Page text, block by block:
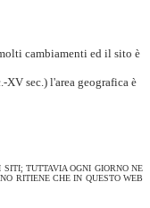
cambiamenti ed il sito è
sec.) l'area geografica è
TUTTAVIA OGNI GIORNO NE
RITIENE CHE IN QUESTO WEB